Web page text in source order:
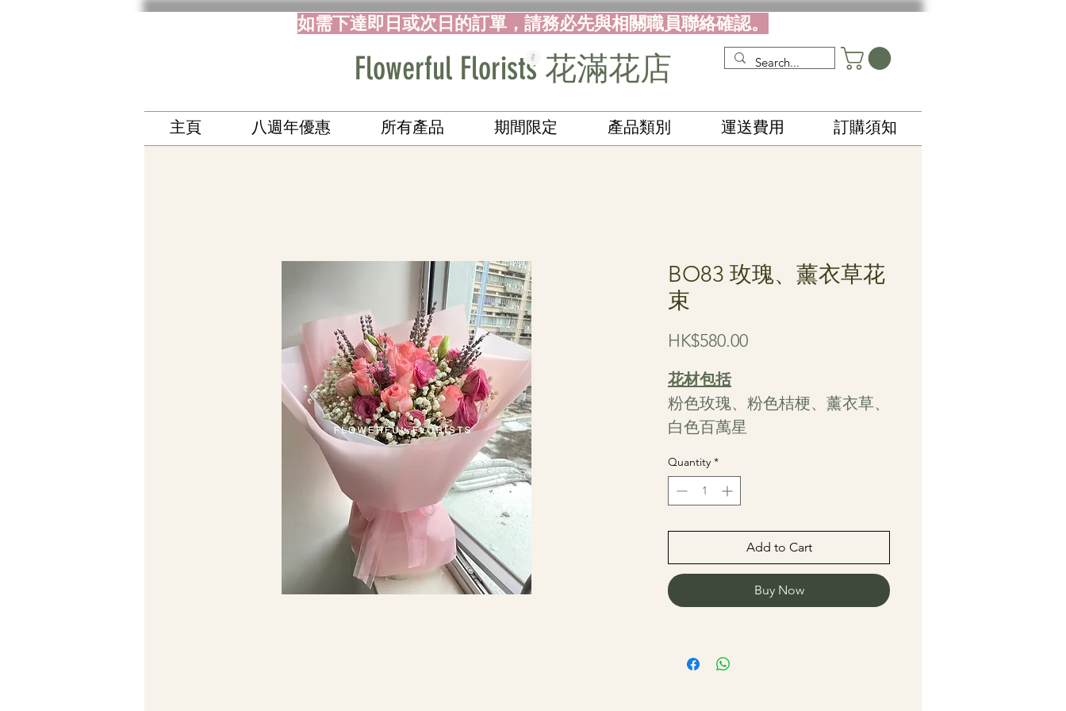
如需下達即日或次日的訂單，請務必先與相關職員聯絡確認。
Flowerful Florists 花滿花店
主頁 八週年優惠 所有產品 期間限定 產品類別 運送費用 訂購須知
BO83 玫瑰、薰衣草花
束
HK$580.00Price
花材包括
粉色玫瑰、粉色桔梗、薰衣草、
白色百萬星
Quantity *
Add to Cart
Buy Now